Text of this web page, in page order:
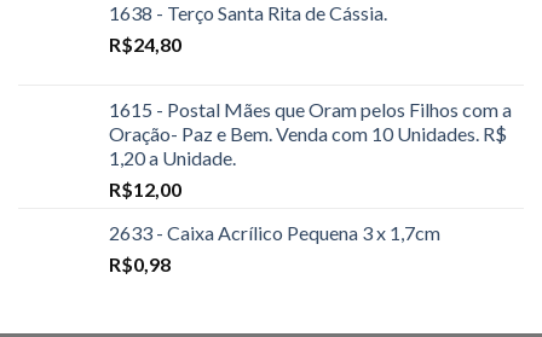
1638 - Terço Santa Rita de Cássia.
R$24,80
1615 - Postal Mães que Oram pelos Filhos com a
Oração- Paz e Bem. Venda com 10 Unidades. R$
1,20 a Unidade.
R$12,00
2633 - Caixa Acrílico Pequena 3 x 1,7cm
R$0,98